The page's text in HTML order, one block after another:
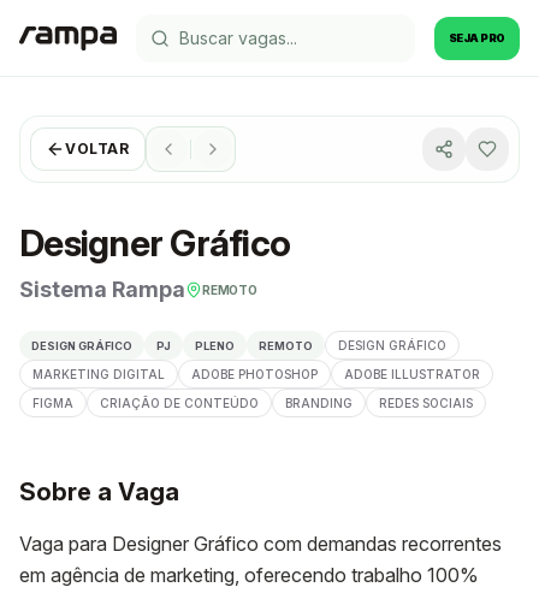
SEJA PRO
VOLTAR
Designer Gráfico
Sistema Rampa REMOTO
DESIGN GRÁFICO PJ PLENO REMOTO
DESIGN GRÁFICO
MARKETING DIGITAL
ADOBE PHOTOSHOP
ADOBE ILLUSTRATOR
FIGMA
CRIAÇÃO DE CONTEÚDO BRANDING REDES SOCIAIS
Sobre a Vaga
Vaga para Designer Gráfico com demandas recorrentes
em agência de marketing, oferecendo trabalho 100%